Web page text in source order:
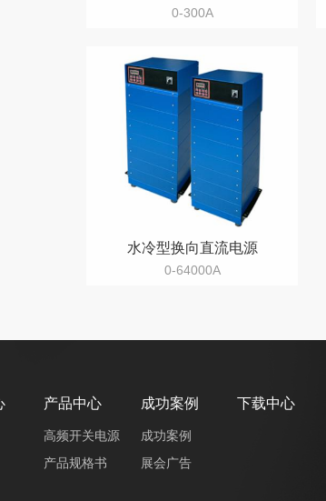
0-300A
水冷型换向直流电源
0-64000A
产品中心
高频开关电源
产品规格书
成功案例
成功案例
展会广告
下载中心